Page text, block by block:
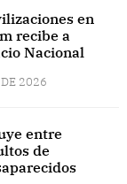
en
recibe a
Nacional
2026
entre
de